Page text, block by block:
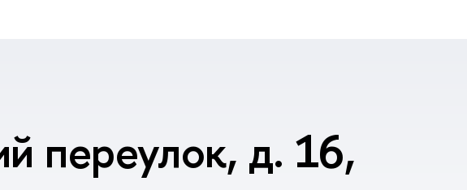
переулок, д. 16,